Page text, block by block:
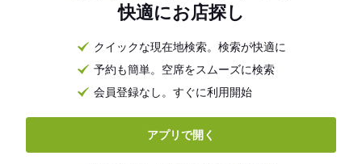
快適にお店探し
クイックな現在地検索。検索が快適に
予約も簡単。空席をスムーズに検索
会員登録なし。すぐに利用開始
アプリで開く